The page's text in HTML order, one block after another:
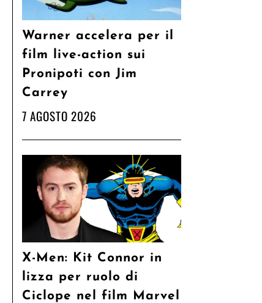
Warner accelera per il
film live-action sui
Pronipoti con Jim
Carrey
7 AGOSTO 2026
X-Men: Kit Connor in
lizza per ruolo di
Ciclope nel film Marvel